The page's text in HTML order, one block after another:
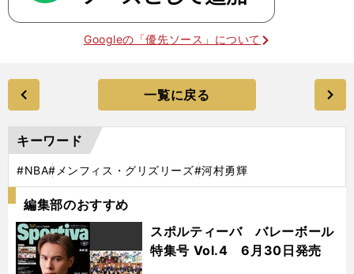
Googleの「優先ソース」について
一覧に戻る
キーワード
#NBA#メンフィス・グリズリーズ#河村勇輝
編集部のおすすめ
スポルティーバ バレーボール
特集号 Vol.4 6月30日発売